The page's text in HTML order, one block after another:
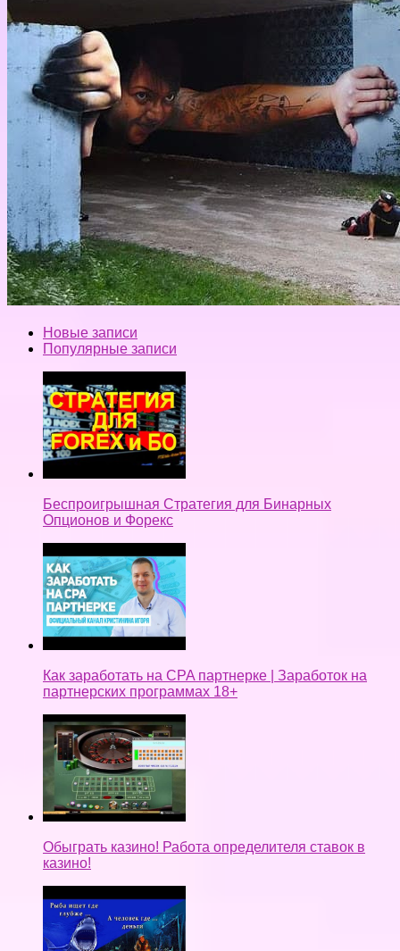
Новые записи
Популярные записи
Беспроигрышная Стратегия для Бинарных
Опционов и Форекс
Как заработать на CPA партнерке | Заработок на
партнерских программах 18+
Обыграть казино! Работа определителя ставок в
казино!